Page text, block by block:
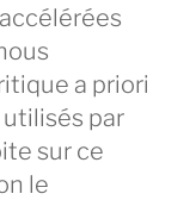
a priori
par
sur ce
le